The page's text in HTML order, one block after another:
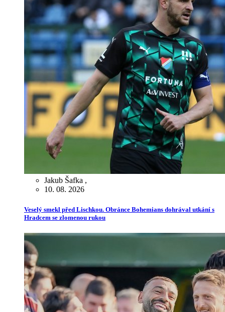
Jakub Šafka ,
10. 08. 2026
Veselý smekl před Lischkou. Obránce Bohemians dohrával utkání s
Hradcem se zlomenou rukou